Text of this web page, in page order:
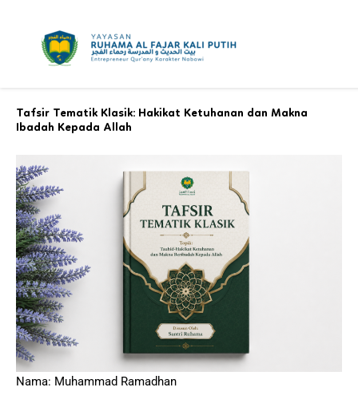
Tafsir Tematik Klasik: Hakikat Ketuhanan dan Makna
Ibadah Kepada Allah
Nama: Muhammad Ramadhan